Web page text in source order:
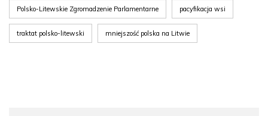
Polsko-Litewskie Zgromadzenie Parlamentarne pacyfikacja wsi
traktat polsko-litewski mniejszość polska na Litwie